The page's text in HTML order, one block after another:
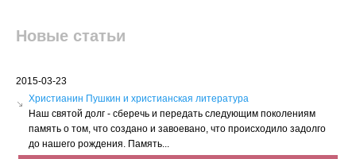
Новые статьи
2015-03-23
Христианин Пушкин и христианская литература
Наш святой долг - сберечь и передать следующим поколениям
память о том, что создано и завоевано, что происходило задолго
до нашего рождения. Память...